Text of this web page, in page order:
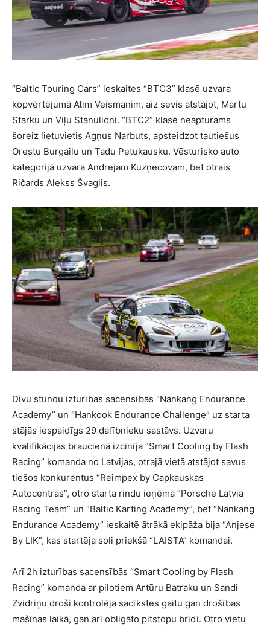
“Baltic Touring Cars” ieskaites “BTC3” klasē uzvara
kopvērtējumā Atim Veismanim, aiz sevis atstājot, Martu
Starku un Viļu Stanulioni. “BTC2” klasē neapturams
šoreiz lietuvietis Agņus Narbuts, apsteidzot tautiešus
Orestu Burgailu un Tadu Petukausku. Vēsturisko auto
kategorijā uzvara Andrejam Kuzņecovam, bet otrais
Ričards Alekss Švaglis.
Divu stundu izturības sacensībās “Nankang Endurance
Academy” un “Hankook Endurance Challenge” uz starta
stājās iespaidīgs 29 dalībnieku sastāvs. Uzvaru
kvalifikācijas braucienā izcīnīja “Smart Cooling by Flash
Racing” komanda no Latvijas, otrajā vietā atstājot savus
tiešos konkurentus “Reimpex by Capkauskas
Autocentras”, otro starta rindu ieņēma “Porsche Latvia
Racing Team” un “Baltic Karting Academy”, bet “Nankang
Endurance Academy” ieskaitē ātrākā ekipāža bija “Anjese
By LIK”, kas startēja soli priekšā “LAISTA” komandai.
Arī 2h izturības sacensībās “Smart Cooling by Flash
Racing” komanda ar pilotiem Artūru Batraku un Sandi
Zvidriņu droši kontrolēja sacīkstes gaitu gan drošības
mašīnas laikā, gan arī obligāto pitstopu brīdī. Otro vietu